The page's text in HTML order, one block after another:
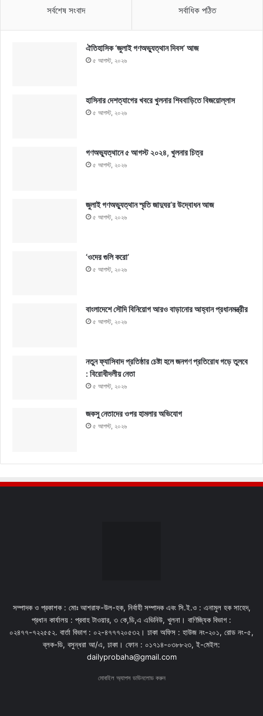
সর্বশেষ সংবাদ সর্বাধিক পঠিত
ঐতিহাসিক ‘জুলাই গণঅভ্যুত্থান দিবস’ আজ
৫ আগস্ট, ২০২৬
হাসিনার দেশত্যাগের খবরে খুলনার শিববাড়িতে বিজয়োল্লাস
৫ আগস্ট, ২০২৬
গণঅভ্যুত্থানে ৫ আগস্ট ২০২৪, খুলনার চিত্র
৫ আগস্ট, ২০২৬
জুলাই গণঅভ্যুত্থান স্মৃতি জাদুঘর’র উদ্বোধন আজ
৫ আগস্ট, ২০২৬
‘ওদের গুলি করো’
৫ আগস্ট, ২০২৬
বাংলাদেশে সৌদি বিনিয়োগ আরও বাড়ানোর আহ্বান প্রধানমন্ত্রীর
৫ আগস্ট, ২০২৬
নতুন ফ্যাসিবাদ প্রতিষ্ঠার চেষ্টা হলে জনগণ প্রতিরোধ গড়ে তুলবে
: বিরোধীদলীয় নেতা
৫ আগস্ট, ২০২৬
জকসু নেতাদের ওপর হামলার অভিযোগ
৫ আগস্ট, ২০২৬
সম্পাদক ও প্রকাশক : মোঃ আশরাফ-উল-হক, নির্বাহী সম্পাদক এবং সি.ই.ও : এনামুল হক সাহেদ,
প্রধান কার্যালয় : প্রবাহ টাওয়ার, ৩ কে,ডি,এ এভিনিউ, খুলনা। বাণিজ্যিক বিভাগ :
০২৪৭৭-৭২২৫৫২. বার্তা বিভাগ : ০২-৪৭৭৭২০৫৩২। ঢাকা অফিস : হাউজ নং-২০১, রোড নং-৫,
ব্লক-ডি, বসুন্ধরা আ/এ, ঢাকা। ফোন : ০১৭১৪-০৩৮৮২৩, ই-মেইল:
dailyprobaha@gmail.com
মোবাইল অ্যাপস ডাউনলোড করুন